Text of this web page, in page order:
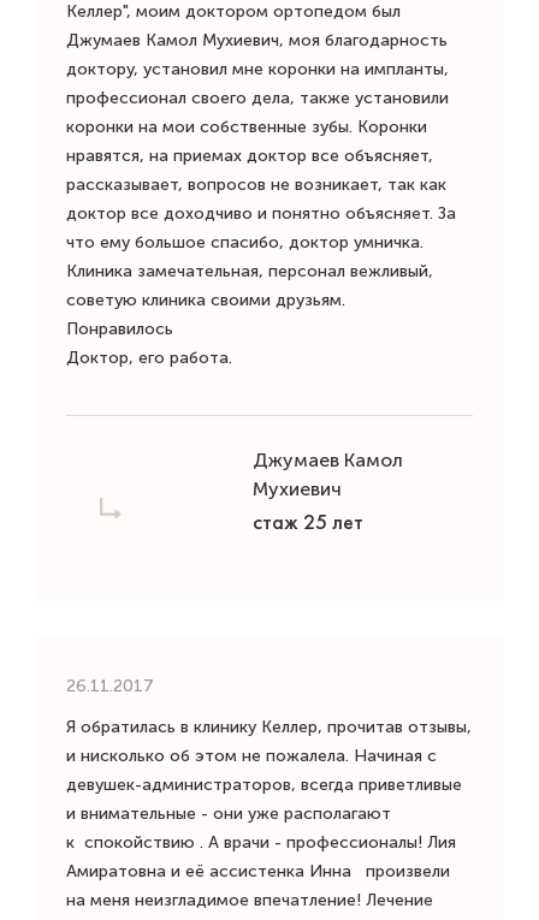
Келлер", моим доктором ортопедом был
Джумаев Камол Мухиевич, моя благодарность
доктору, установил мне коронки​ на импланты​,
профессионал своего дела, также установили
коронки на мои собственные зубы. Коронки
нравятся, на приемах доктор все объясняет,
рассказывает, вопросов не возникает, так как
доктор все доходчиво и понятно объясняет. За
что ему большое спасибо, доктор умничка.
Клиника замечательная, персонал вежливый,
советую клиника своими друзьям.
Понравилось
Доктор, его работа.
Джумаев Камол
Мухиевич
стаж 25 лет
26.11.2017
Я обратилась в клинику Келлер, прочитав отзывы,
и нисколько об этом не пожалела. Начиная с
девушек-администраторов, всегда приветливые
и внимательные - они уже располагают
к спокойствию . А врачи - профессионалы! Лия
Амиратовна и её ассистенка Инна произвели
на меня неизгладимое впечатление! Лечение